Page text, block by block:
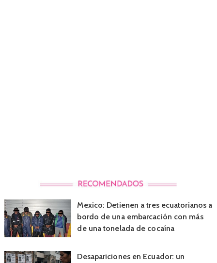
Mexico: Detienen a tres ecuatorianos a
bordo de una embarcación con más
de una tonelada de cocaína
Desapariciones en Ecuador: un